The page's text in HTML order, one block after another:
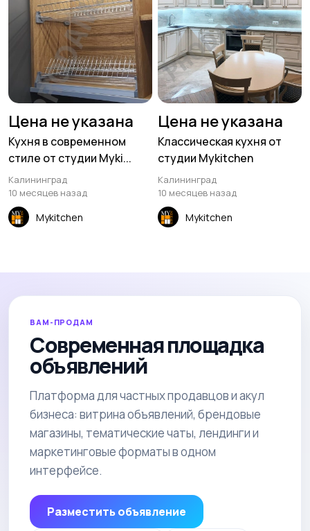
Цена не указана
Кухня в современном
стиле от студии Myki...
Калининград
10 месяцев назад
Mykitchen
Цена не указана
Классическая кухня от
студии Mykitchen
Калининград
10 месяцев назад
Mykitchen
ВАМ-ПРОДАМ
Современная площадка
объявлений
Платформа для частных продавцов и акул
бизнеса: витрина объявлений, брендовые
магазины, тематические чаты, лендинги и
маркетинговые форматы в одном
интерфейсе.
Разместить объявление